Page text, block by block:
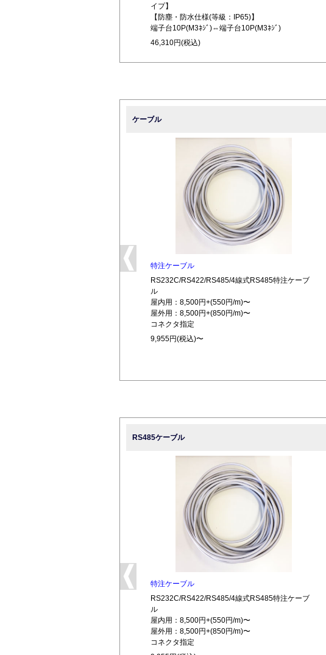
イプ】
【防塵・防水仕様(等級：IP65)】
端子台10P(M3ﾈｼﾞ)⇔端子台10P(M3ﾈｼﾞ)
46,310円(税込)
ケーブル
特注ケーブル
RS232C/RS422/RS485/4線式RS485特注ケーブ
ル
屋内用：8,500円+(550円/m)〜
屋外用：8,500円+(850円/m)〜
コネクタ指定
9,955円(税込)〜
RS485ケーブル
特注ケーブル
RS232C/RS422/RS485/4線式RS485特注ケーブ
ル
屋内用：8,500円+(550円/m)〜
屋外用：8,500円+(850円/m)〜
コネクタ指定